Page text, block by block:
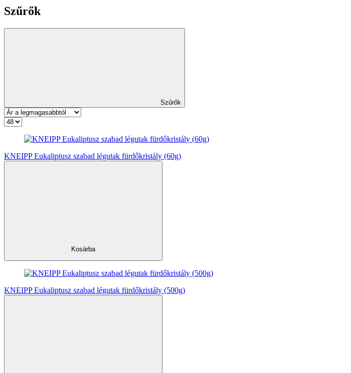
Szűrők
Szűrők
KNEIPP Eukaliptusz szabad légutak fürdőkristály (60g)
Kosárba
KNEIPP Eukaliptusz szabad légutak fürdőkristály (500g)